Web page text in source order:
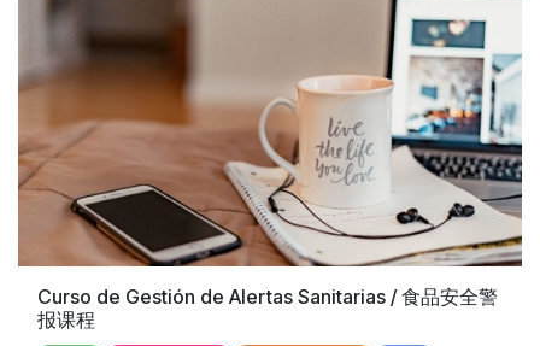
Curso de Gestión de Alertas Sanitarias / 食品安全警
报课程